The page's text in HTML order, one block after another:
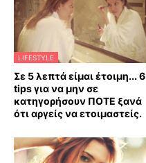
LIFESTYLE
Σε 5 λεπτά είμαι έτοιμη... 6
tips για να μην σε
κατηγορήσουν ΠΟΤΕ ξανά
ότι αργείς να ετοιμαστείς.